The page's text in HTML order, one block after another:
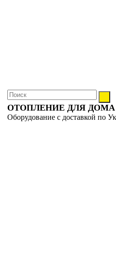
ОТОПЛЕНИЕ ДЛЯ
Оборудование с доставкой по